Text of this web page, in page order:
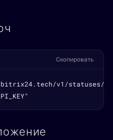
Скопировать
v1/statuses/